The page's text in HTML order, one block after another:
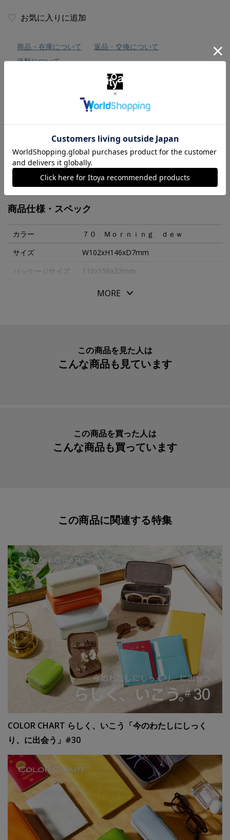
お気に入りに追加
商品・在庫について
返品・交換について
送料について
本革製のパスポートケースです。
豊かな色彩の本革を全面にあしらい、旅の気分を移したよ
うな高揚感あるデザインに仕立てました。
「パスポートをきれいに携えたい」という方におすすめの
パスポートに加え、カードが２枚収まるシンプルなつくり
です。
小さい鞄にも収まりやすく、ケースごとつかんで鞄に入れ
ればすぐに観光に出られます。
情報流出防止機能も内蔵、海外の旅で一層気になるセキュ
【素材：原材料】牛革・金属・ポリエステル織物＋Ｃｕ＋
ケースを閉じた状態では中の非接触型ＩＣカードは機能し
ませんので、カードなどを使用する際はケースから取り出
MORE
商品仕様・スペック
カラー
７０ Ｍｏｒｎｉｎｇ ｄｅｗ
サイズ
W102xH146xD7mm
パッケージサイズ
110x156x22mm
１個
AAG7770
MORE
この商品を見た人は
こんな商品も見ています
この商品を買った人は
こんな商品も買っています
この商品に関連する特集
COLOR CHART らしく、いこう「今のわたしにしっく
り、に出会う」#30